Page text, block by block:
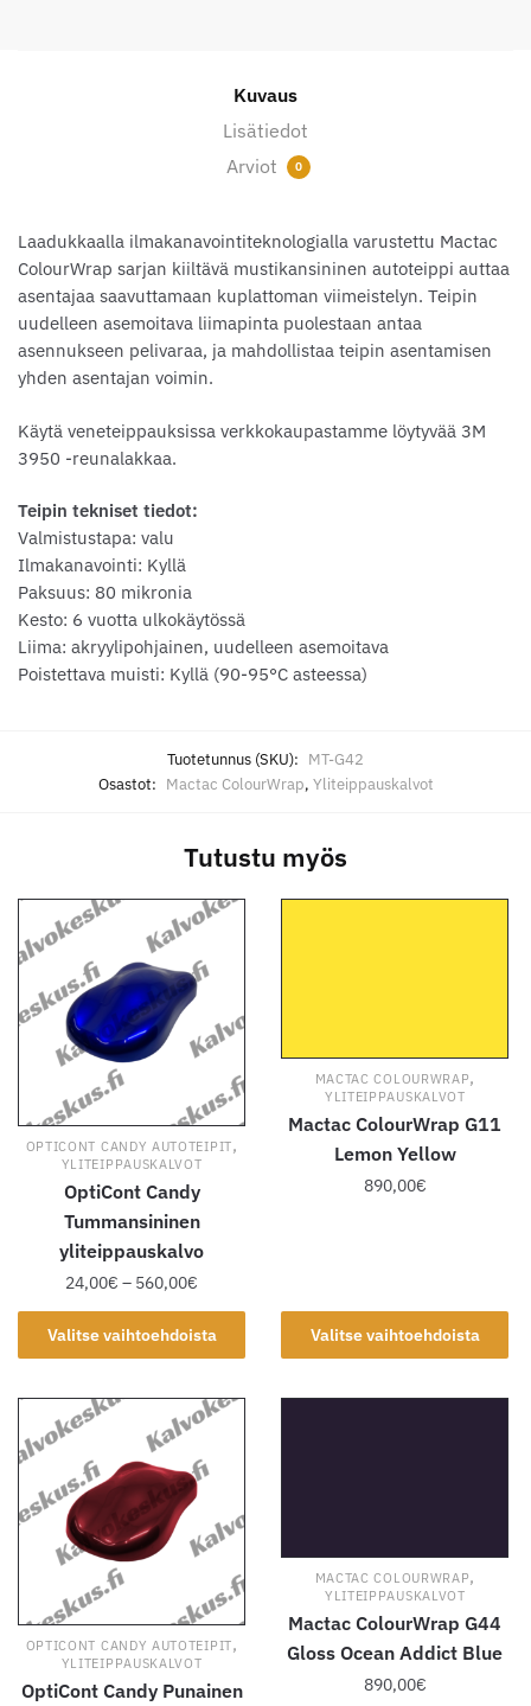
Kuvaus
Lisätiedot
Arviot
0
Laadukkaalla ilmakanavointiteknologialla varustettu Mactac
ColourWrap sarjan kiiltävä mustikansininen autoteippi auttaa
asentajaa saavuttamaan kuplattoman viimeistelyn. Teipin
uudelleen asemoitava liimapinta puolestaan antaa
asennukseen pelivaraa, ja mahdollistaa teipin asentamisen
yhden asentajan voimin.
Käytä veneteippauksissa verkkokaupastamme löytyvää 3M
3950 -reunalakkaa.
Teipin tekniset tiedot:
Valmistustapa: valu
Ilmakanavointi: Kyllä
Paksuus: 80 mikronia
Kesto: 6 vuotta ulkokäytössä
Liima: akryylipohjainen, uudelleen asemoitava
Poistettava muisti: Kyllä (90-95°C asteessa)
Tuotetunnus (SKU): MT-G42
Osastot: Mactac ColourWrap, Yliteippauskalvot
Tutustu myös
OPTICONT CANDY AUTOTEIPIT,
YLITEIPPAUSKALVOT
OptiCont Candy
Tummansininen
yliteippauskalvo
24,00€ – 560,00€
24,00€
-
560,00€
Valitse vaihtoehdoista
Tällä
tuotteella
useampi
muunnelma.
Voit
tehdä
valinnat
tuotteen
MACTAC COLOURWRAP,
YLITEIPPAUSKALVOT
Mactac ColourWrap G11
Lemon Yellow
890,00€
Valitse vaihtoehdoista
useampi
muunnelma.
tehdä
OPTICONT CANDY AUTOTEIPIT,
YLITEIPPAUSKALVOT
OptiCont Candy Punainen
MACTAC COLOURWRAP,
YLITEIPPAUSKALVOT
Mactac ColourWrap G44
Gloss Ocean Addict Blue
890,00€